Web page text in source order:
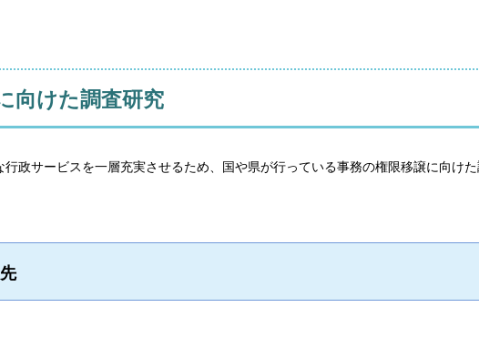
向けた調査研究
行政サービスを一層充実させるため、国や県が行っている事務の権限移譲に向け